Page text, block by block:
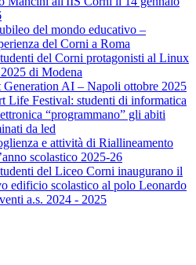
del mondo educativo –
del Corni a Roma
del Corni protagonisti al Linux
di Modena
Generation AI – Napoli ottobre 2025
Life Festival: studenti di informatica
“programmano” gli abiti
da led
e attività di Riallineamento
scolastico 2025-26
del Liceo Corni inaugurano il
edificio scolastico al polo Leonardo
a.s. 2024 - 2025